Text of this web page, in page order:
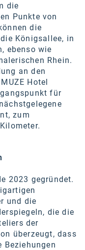
die
Punkte von
die
Königsallee, in
ebenso wie
Rhein.
an den
Hotel
für
zum
2023 gegründet.
und die
die die
der
überzeugt, dass
Beziehungen